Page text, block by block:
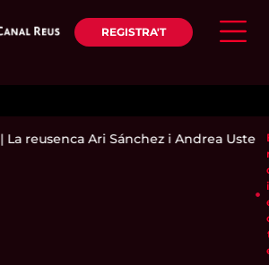
REGISTRA'T
La reusenca Ari Sánchez i Andrea